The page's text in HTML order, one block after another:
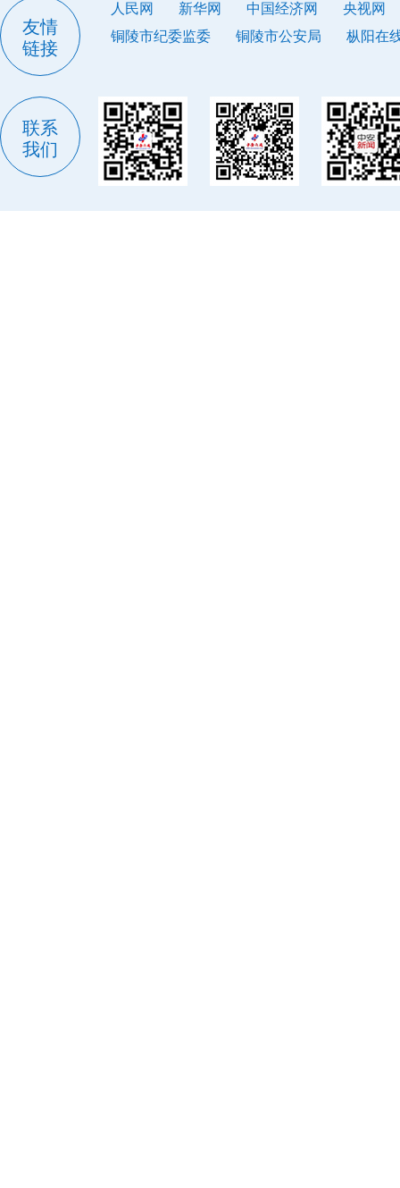
友情
链接
人民网 新华网 中国经济网
央视网
铜陵市纪委监委
铜陵市公安局 枞阳在
联系
我们